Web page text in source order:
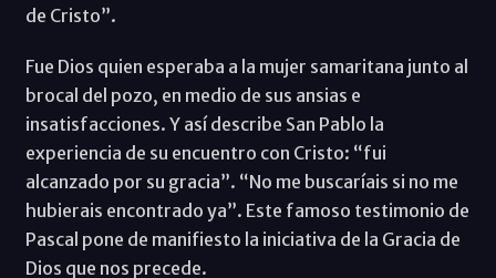
de Cristo”.
Fue Dios quien esperaba a la mujer samaritana junto al
brocal del pozo, en medio de sus ansias e
insatisfacciones. Y así describe San Pablo la
experiencia de su encuentro con Cristo: “fui
alcanzado por su gracia”. “No me buscaríais si no me
hubierais encontrado ya”. Este famoso testimonio de
Pascal pone de manifiesto la iniciativa de la Gracia de
Dios que nos precede.